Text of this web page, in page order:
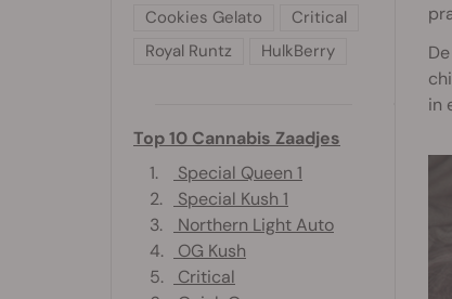
in
Cookies Gelato
Critical
Royal Runtz
HulkBerry
Top 10 Cannabis Zaadjes
1.
Special Queen 1
2.
Special Kush 1
3.
Northern Light Auto
4.
OG Kush
5.
Critical